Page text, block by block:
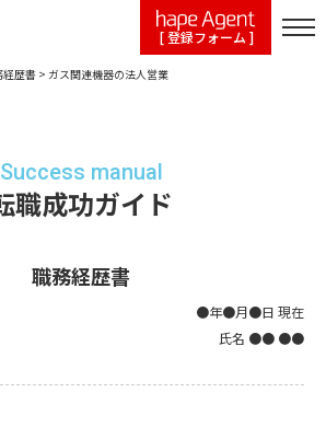
[ 登録フォーム ]
経歴書 > ガス関連機器の法人営業
Success manual
職成功ガイド
職務経歴書
●年●月●日 現在
氏名 ●● ●●